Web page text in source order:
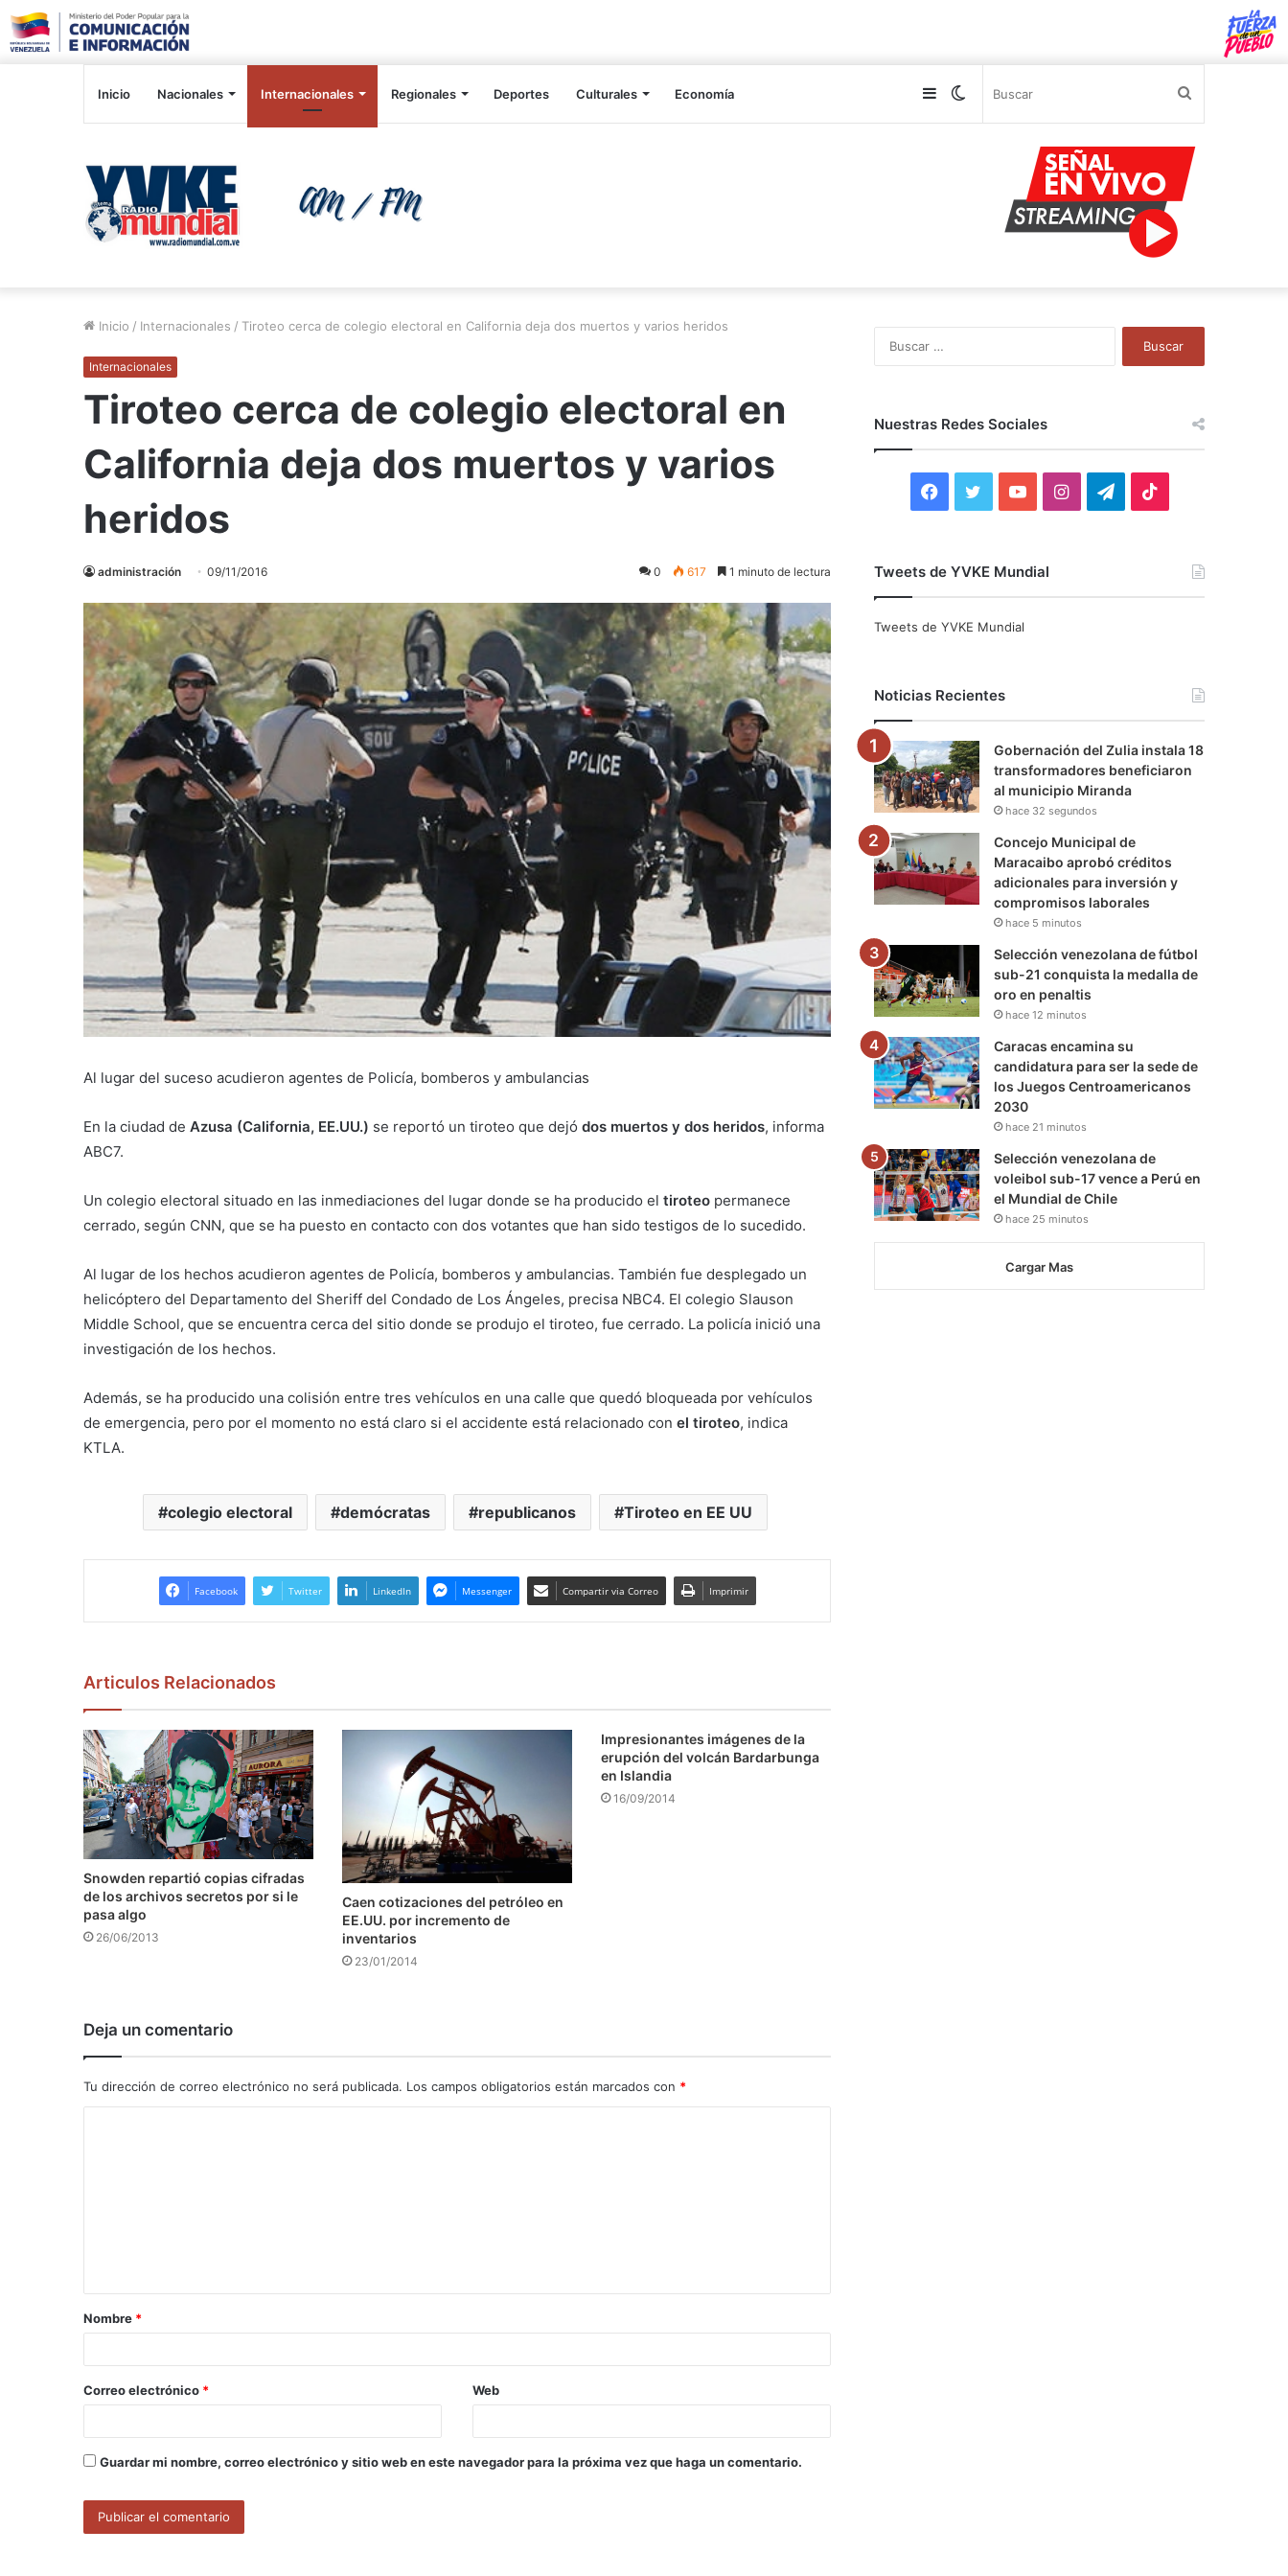
Inicio Nacionales Internacionales Regionales Deportes Culturales Economía Switch
Sidebar
Inicio / Internacionales / Tiroteo cerca de colegio electoral en California deja dos muertos y varios heridos
Internacionales
Tiroteo cerca de colegio electoral en
California deja dos muertos y varios
heridos
administración 09/11/2016 0 617 1 minuto de lectura
Al lugar del suceso acudieron agentes de Policía, bomberos y ambulancias
En la ciudad de Azusa (California, EE.UU.) se reportó un tiroteo que dejó dos muertos y dos heridos, informa
ABC7.
Un colegio electoral situado en las inmediaciones del lugar donde se ha producido el tiroteo permanece
cerrado, según CNN, que se ha puesto en contacto con dos votantes que han sido testigos de lo sucedido.
Al lugar de los hechos acudieron agentes de Policía, bomberos y ambulancias. También fue desplegado un
helicóptero del Departamento del Sheriff del Condado de Los Ángeles, precisa NBC4. El colegio Slauson
Middle School, que se encuentra cerca del sitio donde se produjo el tiroteo, fue cerrado. La policía inició una
investigación de los hechos.
Además, se ha producido una colisión entre tres vehículos en una calle que quedó bloqueada por vehículos
de emergencia, pero por el momento no está claro si el accidente está relacionado con el tiroteo, indica
KTLA.
colegio electoral demócratas republicanos Tiroteo en EE UU
Facebook Twitter LinkedIn Messenger Compartir via Correo Imprimir
Articulos Relacionados
Snowden repartió copias cifradas
de los archivos secretos por si le
pasa algo
26/06/2013
Caen cotizaciones del petróleo en
EE.UU. por incremento de
inventarios
23/01/2014
Impresionantes imágenes de la
erupción del volcán Bardarbunga
en Islandia
16/09/2014
Deja un comentario
Tu dirección de correo electrónico no será publicada. Los campos obligatorios están marcados con *
a
r
*
Nombre *
Correo electrónico * Web
Guardar mi nombre, correo electrónico y sitio web en este navegador para la próxima vez que haga un comentario.
Nuestras Redes Sociales
F
c
o
k
i
r
Y
u
e
I
r
a
m
T
a
m
Tweets de YVKE Mundial
Tweets de YVKE Mundial
Noticias Recientes
Gobernación del Zulia instala 18
transformadores beneficiaron
al municipio Miranda
hace 32 segundos
Concejo Municipal de
Maracaibo aprobó créditos
adicionales para inversión y
compromisos laborales
hace 5 minutos
Selección venezolana de fútbol
sub-21 conquista la medalla de
oro en penaltis
hace 12 minutos
Caracas encamina su
candidatura para ser la sede de
los Juegos Centroamericanos
2030
hace 21 minutos
Selección venezolana de
voleibol sub-17 vence a Perú en
el Mundial de Chile
hace 25 minutos
Cargar Mas